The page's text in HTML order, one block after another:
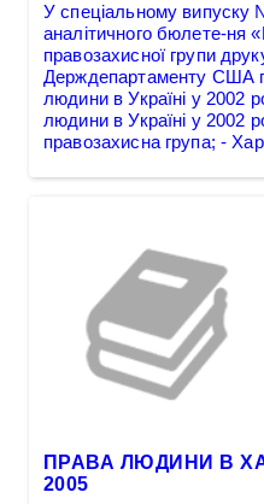
У спеціальному випуску
аналітичного бюлете-ня
правозахисної групи
Держдепартаменту США
людини в Україні у 2002
людини в Україні у 2002
правозахисна група; -
ПРАВА ЛЮДИНИ В
2005